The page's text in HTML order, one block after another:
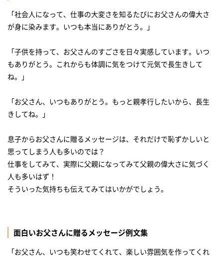
「社会人になって、仕事の大変さを知るたびにお父さんの偉大さ
が身に染みます。いつも本当にありがとう。」
「子供を持って、お父さんのすごさを日々実感しています。いつ
もありがとう。これからも体調に気をつけて元気で長生きして
ね。」
「お父さん、いつもありがとう。もっと親孝行したいから、長生
きしてね。」
息子からお父さんに贈るメッセージは、それだけで恥ずかしいと
思ってしまう人も多いのでは？
仕事をしてみて、実際に父親になってみて父親の偉大さに気づく
人も多いはず！
そういった気持ちも伝えてみてはいかがでしょう。
面白いお父さんに贈るメッセージ例文集
「お父さん、いつも笑わせてくれて、楽しい雰囲気を作ってくれ